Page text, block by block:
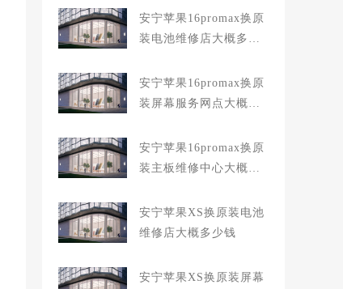
安宁苹果16promax换原
装电池维修店大概多少
安宁苹果16promax换原
装屏幕服务网点大概多
安宁苹果16promax换原
装主板维修中心大概多
安宁苹果XS换原装电池
维修店大概多少钱
安宁苹果XS换原装屏幕